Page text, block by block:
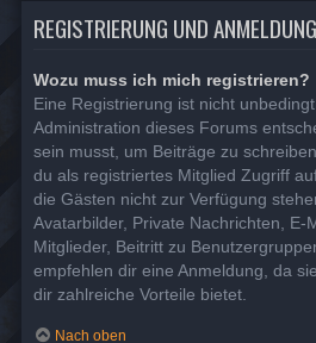
REGISTRIERUNG UND ANMELDUNG
Wozu muss ich mich registrieren?
Eine Registrierung ist nicht
Administration dieses Forums
sein musst, um Beiträge zu
du als registriertes Mitglied Zugriff
die Gästen nicht zur Verfügung
Avatarbilder, Private Nachrichten, E-
Mitglieder, Beitritt zu
empfehlen dir eine Anmeldung, da
dir zahlreiche Vorteile bietet.
Nach oben